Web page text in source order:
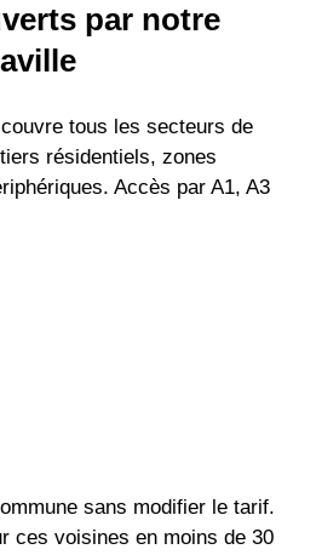
par notre
tous les secteurs de
résidentiels, zones
Accès par A1, A3
sans modifier le tarif.
ces voisines en moins de 30